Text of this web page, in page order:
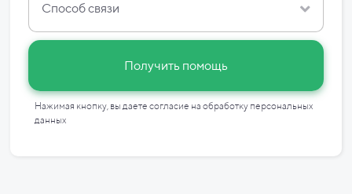
Способ связи
Получить помощь
Нажимая кнопку, вы даете согласие на обработку персональных
данных